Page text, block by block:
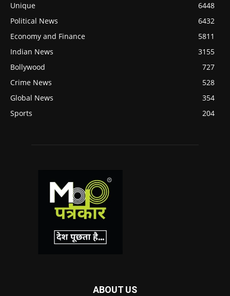
Unique
6448
Political News
6432
Economy and Finance
5811
Indian News
3155
Bollywood
727
Crime News
528
Global News
354
Sports
204
ABOUT US